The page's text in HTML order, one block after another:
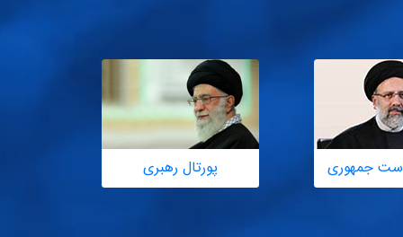
جمهوری پورتال رهبری